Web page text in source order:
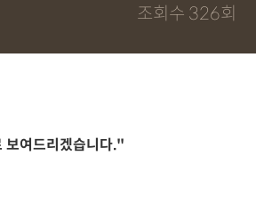
조회수 326회
보여드리겠습니다."